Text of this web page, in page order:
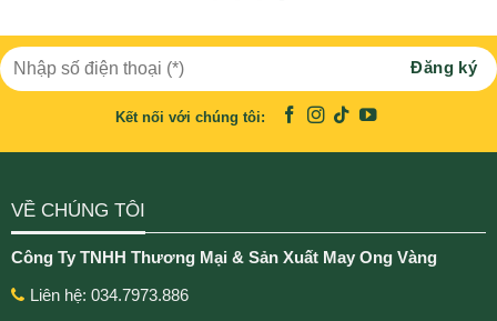
Kết nối với chúng tôi:
VỀ CHÚNG TÔI
Công Ty TNHH Thương Mại & Sản Xuất May Ong Vàng
Liên hệ: 034.7973.886